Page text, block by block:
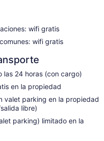
tienen balcón. Se
Los baños están
bidet, amenidades de
a wifi gratis. Entre las
para las personas en
silla de escritorio y
de toallas y cambio de
de limpieza todos los días.
de una visita al spa de
Ayualam. Se ofrecen
profundo, masajes con
y envolturas
wifi gratis
wifi gratis
las 24 horas (con cargo)
en la propiedad
valet parking en la propiedad
libre)
parking) limitado en la